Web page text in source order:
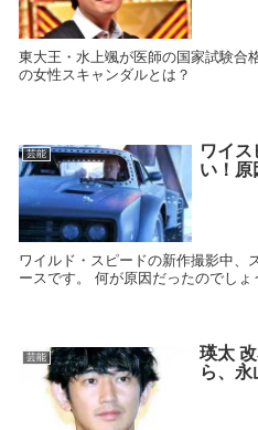
東大王・水上颯が医師の国家試験合
の女性スキャンダルとは？
芸能
ワイ
い！原
ワイルド・スピードの新作撮影中、
ースです。 何が原因だったのでしょ
芸能
瑛太
ら、永